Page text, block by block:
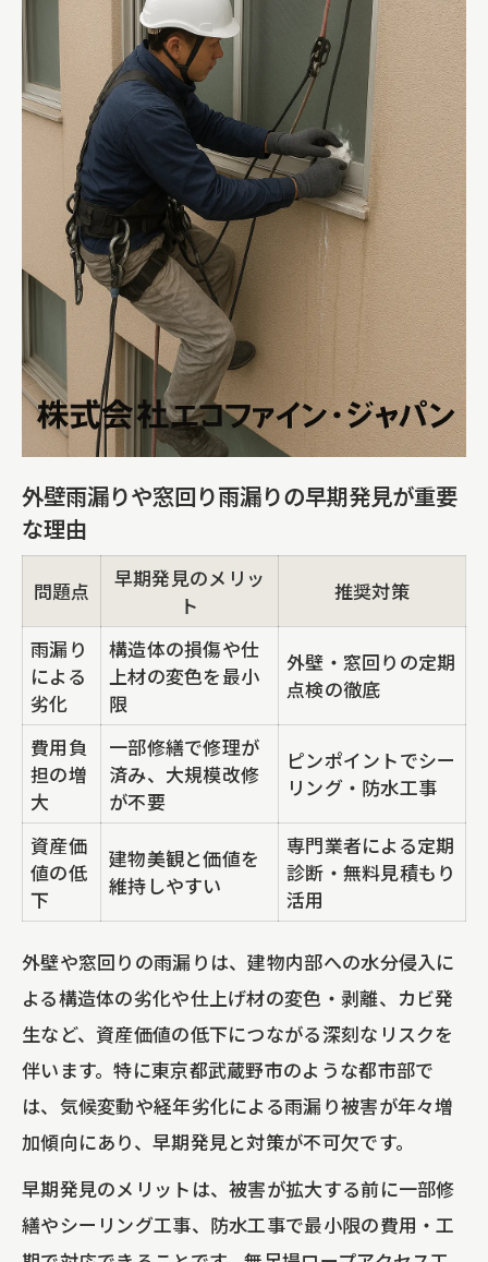
外壁雨漏りや窓回り雨漏りの早期発見が重要
な理由
問題点
早期発見のメリッ
ト
推奨対策
雨漏り
による
劣化
構造体の損傷や仕
上材の変色を最小
限
外壁・窓回りの定期
点検の徹底
費用負
担の増
大
一部修繕で修理が
済み、大規模改修
が不要
ピンポイントでシー
リング・防水工事
資産価
値の低
下
建物美観と価値を
維持しやすい
専門業者による定期
診断・無料見積もり
活用
外壁や窓回りの雨漏りは、建物内部への水分侵入に
よる構造体の劣化や仕上げ材の変色・剥離、カビ発
生など、資産価値の低下につながる深刻なリスクを
伴います。特に東京都武蔵野市のような都市部で
は、気候変動や経年劣化による雨漏り被害が年々増
加傾向にあり、早期発見と対策が不可欠です。
早期発見のメリットは、被害が拡大する前に一部修
繕やシーリング工事、防水工事で最小限の費用・工